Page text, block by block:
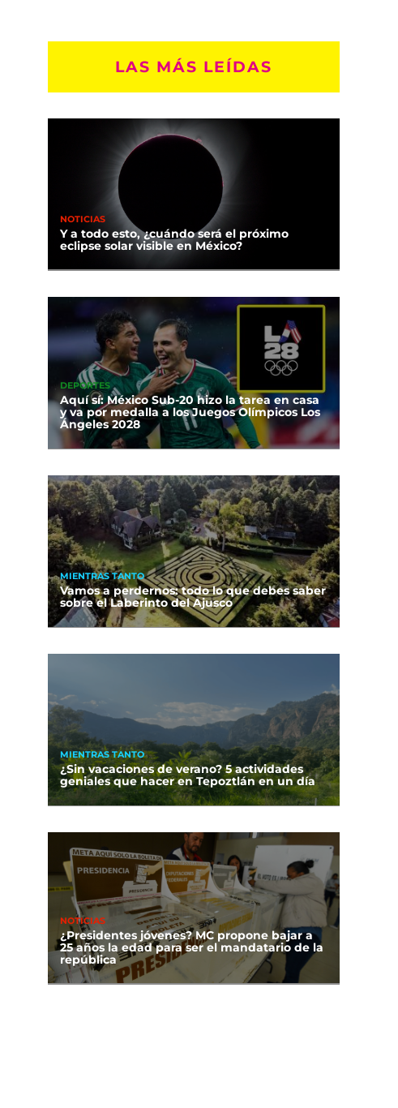
LAS MÁS LEÍDAS
NOTICIAS
Y a todo esto, ¿cuándo será el próximo
eclipse solar visible en México?
DEPORTES
Aquí sí: México Sub-20 hizo la tarea en casa
y va por medalla a los Juegos Olímpicos Los
Ángeles 2028
MIENTRAS TANTO
Vamos a perdernos: todo lo que debes saber
sobre el Laberinto del Ajusco
MIENTRAS TANTO
¿Sin vacaciones de verano? 5 actividades
geniales que hacer en Tepoztlán en un día
NOTICIAS
¿Presidentes jóvenes? MC propone bajar a
25 años la edad para ser el mandatario de la
república